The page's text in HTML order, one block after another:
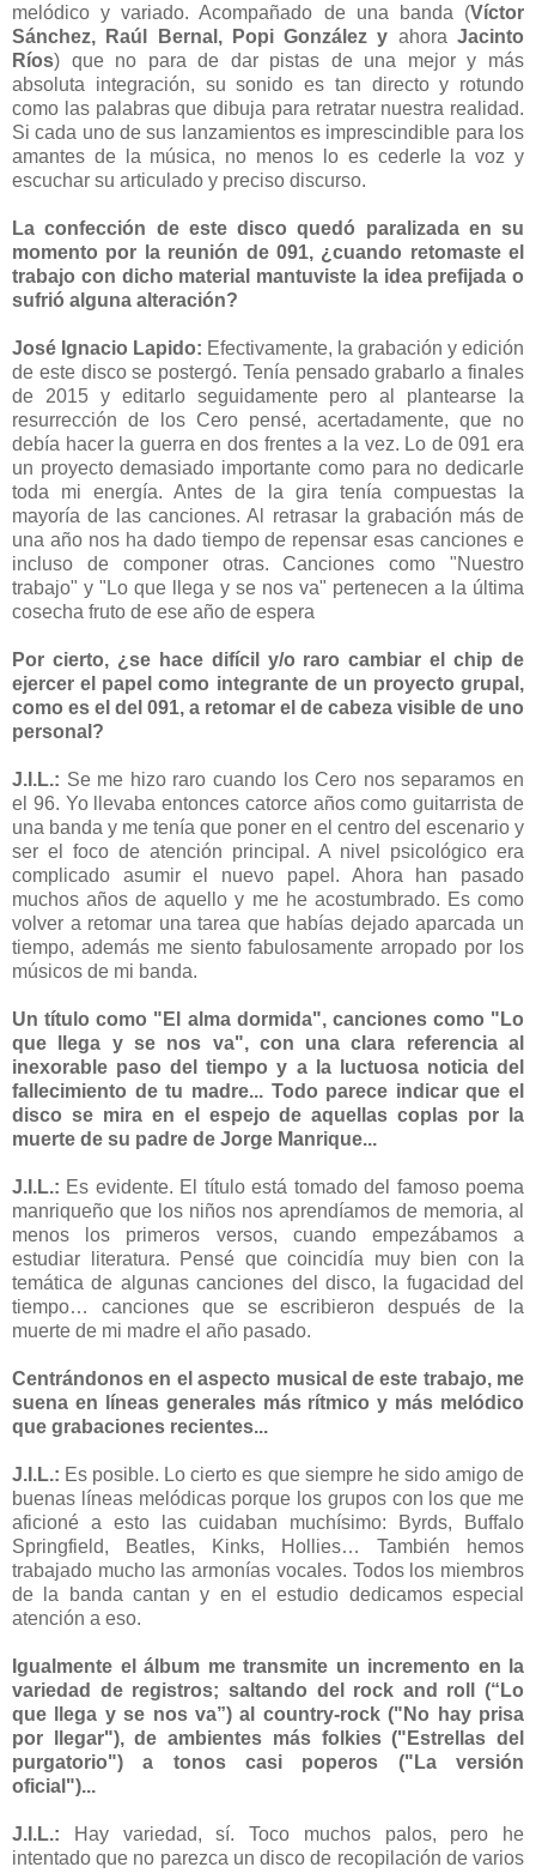
melódico y variado. Acompañado de una banda (Víctor
Sánchez, Raúl Bernal, Popi González y ahoraJacinto
Ríos) que no para de dar pistas de una mejor y más
absoluta integración, su sonido es tan directo y rotundo
como las palabras que dibuja para retratar nuestra realidad.
Si cada uno de sus lanzamientos es imprescindible para los
amantes de la música, no menos lo es cederle la voz y
escuchar su articulado y preciso discurso.
La confección de este disco quedó paralizada en su
momento por la reunión de 091, ¿cuando retomaste el
trabajo con dicho material mantuviste la idea prefijada o
sufrió alguna alteración?
José Ignacio Lapido: Efectivamente, la grabación y edición
de este disco se postergó. Tenía pensado grabarlo a finales
de 2015 y editarlo seguidamente pero al plantearse la
resurrección de los Cero pensé, acertadamente, que no
debía hacer la guerra en dos frentes a la vez. Lo de 091 era
un proyecto demasiado importante como para no dedicarle
toda mi energía. Antes de la gira tenía compuestas la
mayoría de las canciones. Al retrasar la grabación más de
una año nos ha dado tiempo de repensar esas canciones e
incluso de componer otras. Canciones como "Nuestro
trabajo" y "Lo que llega y se nos va" pertenecen a la última
cosecha fruto de ese año de espera
Por cierto, ¿se hace difícil y/o raro cambiar el chip de
ejercer el papel como integrante de un proyecto grupal,
como es el del 091, a retomar el de cabeza visible de uno
personal?
J.I.L.: Se me hizo raro cuando los Cero nos separamos en
el 96. Yo llevaba entonces catorce años como guitarrista de
una banda y me tenía que poner en el centro del escenario y
ser el foco de atención principal. A nivel psicológico era
complicado asumir el nuevo papel. Ahora han pasado
muchos años de aquello y me he acostumbrado. Es como
volver a retomar una tarea que habías dejado aparcada un
tiempo, además me siento fabulosamente arropado por los
músicos de mi banda.
Un título como "El alma dormida", canciones como "Lo
que llega y se nos va", con una clara referencia al
inexorable paso del tiempo y a la luctuosa noticia del
fallecimiento de tu madre... Todo parece indicar que el
disco se mira en el espejo de aquellas coplas por la
muerte de su padre de Jorge Manrique...
J.I.L.: Es evidente. El título está tomado del famoso poema
manriqueño que los niños nos aprendíamos de memoria, al
menos los primeros versos, cuando empezábamos a
estudiar literatura. Pensé que coincidía muy bien con la
temática de algunas canciones del disco, la fugacidad del
tiempo… canciones que se escribieron después de la
muerte de mi madre el año pasado.
Centrándonos en el aspecto musical de este trabajo, me
suena en líneas generales más rítmico y más melódico
que grabaciones recientes...
J.I.L.: Es posible. Lo cierto es que siempre he sido amigo de
buenas líneas melódicas porque los grupos con los que me
aficioné a esto las cuidaban muchísimo: Byrds, Buffalo
Springfield, Beatles, Kinks, Hollies… También hemos
trabajado mucho las armonías vocales. Todos los miembros
de la banda cantan y en el estudio dedicamos especial
atención a eso.
Igualmente el álbum me transmite un incremento en la
variedad de registros; saltando del rock and roll (“Lo
que llega y se nos va”) al country-rock ("No hay prisa
por llegar"), de ambientes más folkies ("Estrellas del
purgatorio") a tonos casi poperos ("La versión
oficial")...
J.I.L.:
Hay variedad, sí. Toco muchos palos, pero he
intentado que no parezca un disco de recopilación de varios